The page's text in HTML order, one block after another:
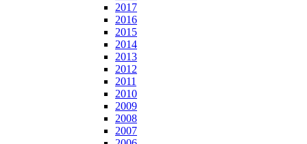
2017
2016
2015
2014
2013
2012
2011
2010
2009
2008
2007